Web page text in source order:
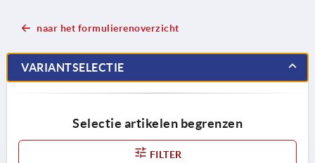
naar het formulierenoverzicht
VARIANTSELECTIE
Selectie artikelen begrenzen
FILTER